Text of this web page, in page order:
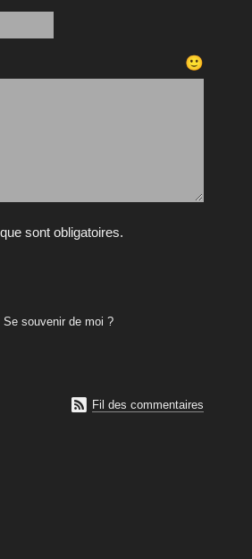
🙂
sont obligatoires.
Se souvenir de moi ?
 Fil des commentaires